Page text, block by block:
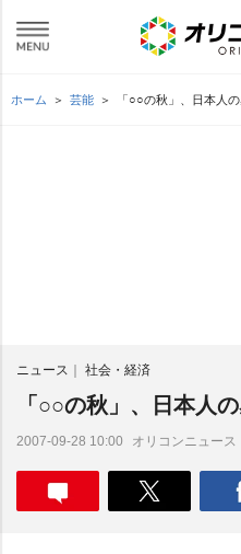
ホーム 芸能 「○○の秋」、日本人
ニュース 社会・経済
「○○の秋」、日本人
2007-09-28 10:00 オリコンニュース